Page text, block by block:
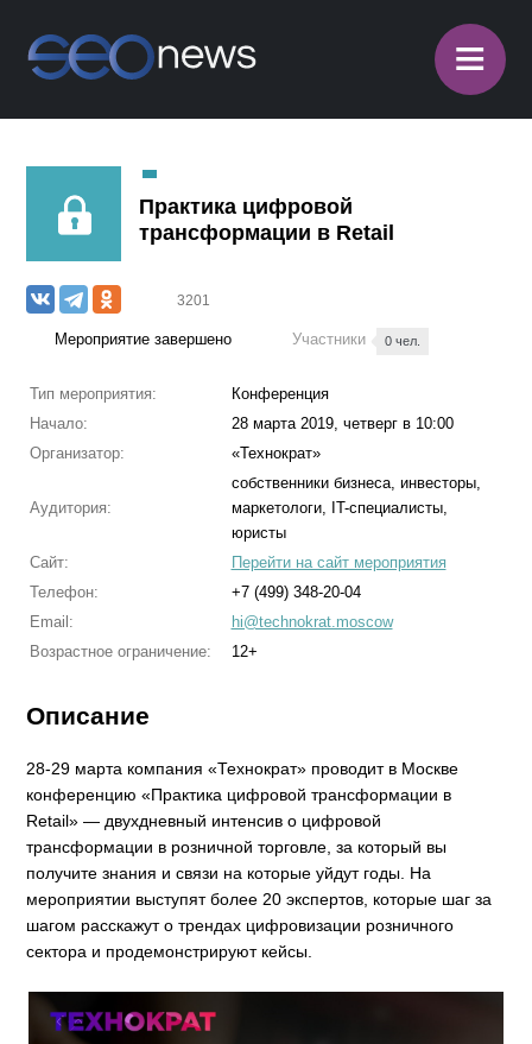
≡
Практика цифровой
трансформации в Retail
3201
Мероприятие завершено Участники 0 чел.
Тип мероприятия:
Конференция
Начало:
28 марта 2019, четверг в 10:00
Организатор:
«Технократ»
Аудитория:
собственники бизнеса, инвесторы,
маркетологи, IT-специалисты,
юристы
Сайт:
Перейти на сайт мероприятия
Телефон:
+7 (499) 348-20-04
Email:
hi@technokrat.moscow
Возрастное ограничение:
12+
Описание
28-29 марта компания «Технократ» проводит в Москве
конференцию «Практика цифровой трансформации в
Retail» — двухдневный интенсив о цифровой
трансформации в розничной торговле, за который вы
получите знания и связи на которые уйдут годы. На
мероприятии выступят более 20 экспертов, которые шаг за
шагом расскажут о трендах цифровизации розничного
сектора и продемонстрируют кейсы.